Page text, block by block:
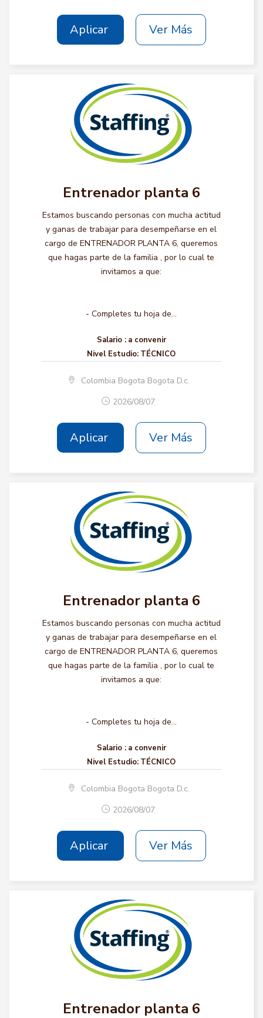
Aplicar Ver Más
Entrenador planta 6
Estamos buscando personas con mucha actitud
y ganas de trabajar para desempeñarse en el
cargo de ENTRENADOR PLANTA 6, queremos
que hagas parte de la familia , por lo cual te
invitamos a que:
- Completes tu hoja de...
Salario : a convenir
Nivel Estudio: TÉCNICO
Colombia Bogota Bogota D.c.
2026/08/07
Aplicar Ver Más
Entrenador planta 6
Estamos buscando personas con mucha actitud
y ganas de trabajar para desempeñarse en el
cargo de ENTRENADOR PLANTA 6, queremos
que hagas parte de la familia , por lo cual te
invitamos a que:
- Completes tu hoja de...
Salario : a convenir
Nivel Estudio: TÉCNICO
Colombia Bogota Bogota D.c.
2026/08/07
Aplicar Ver Más
Entrenador planta 6